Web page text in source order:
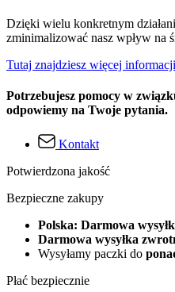
Dzięki wielu konkretnym
zminimalizować nasz wpływ na
Tutaj znajdziesz więcej
Potrzebujesz pomocy w
odpowiemy na Twoje pytania.
Kontakt
Potwierdzona jakość
Bezpieczne zakupy
Polska: Darmowa
Darmowa wysyłka
Wysyłamy paczki do
Płać bezpiecznie